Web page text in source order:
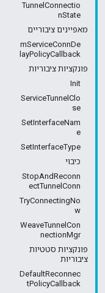
TunnelConnectio
nState
מאפיינים ציבוריים
mServiceConnDe
layPolicyCallback
פונקציות ציבוריות
Init
ServiceTunnelClo
se
SetInterfaceNam
e
SetInterfaceType
כיבוי
StopAndReconn
ectTunnelConn
TryConnectingNo
w
WeaveTunnelCon
nectionMgr
פונקציות סטטיות
ציבוריות
DefaultReconnec
tPolicyCallback